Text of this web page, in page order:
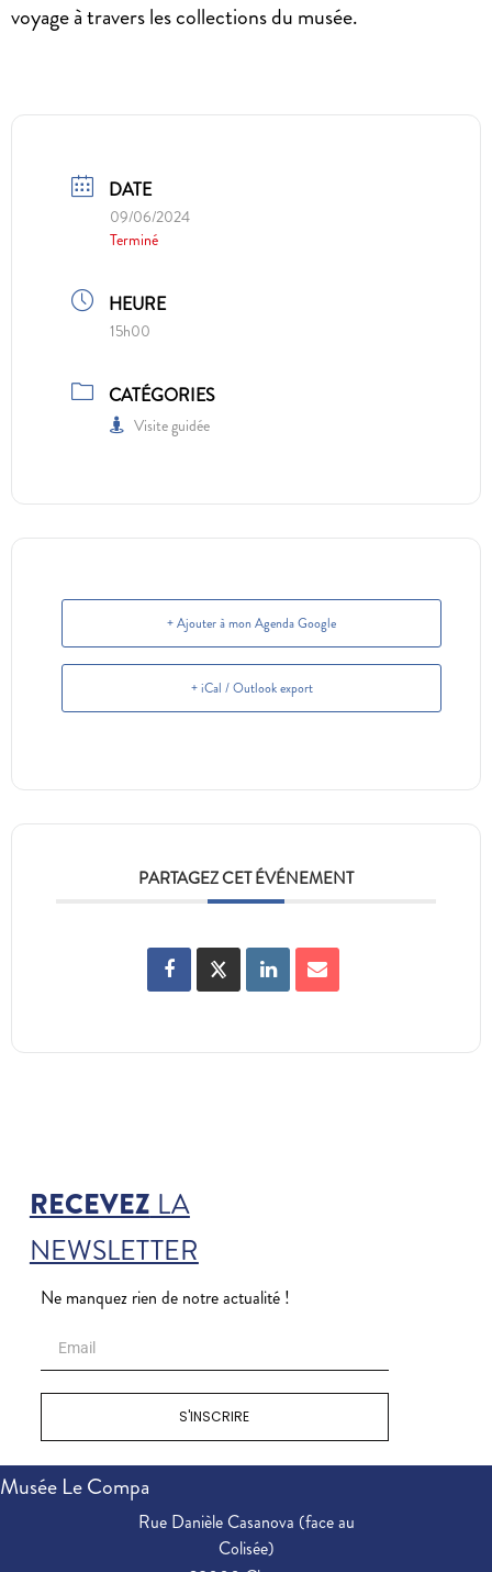
voyage à travers les collections du musée.
DATE
09/06/2024
Terminé
HEURE
15h00
CATÉGORIES
Visite guidée
+ Ajouter à mon Agenda Google
+ iCal / Outlook export
PARTAGEZ CET ÉVÉNEMENT
RECEVEZ LA
NEWSLETTER
Ne manquez rien de notre actualité !
S'INSCRIRE
Musée Le Compa
Rue Danièle Casanova (face au
Colisée)